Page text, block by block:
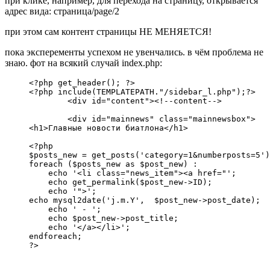
адрес вида: страница/page/2
при этом сам контент страницы НЕ МЕНЯЕТСЯ!
пока эксперементы успехом не увенчались. в чём проблема не
знаю. фот на всякий случай index.php:
<?php get_header(); ?>
<?php include(TEMPLATEPATH."/sidebar_l.php");?>
	<div id="content"><!--content-->
	<div id="mainnews" class="mainnewsbox">
<h1>Главные новости биатлона</h1>
<?php
$posts_new =
foreach ($posts_new as $post_new) :
    echo '<li class="news_item"><a href="';
    echo get_permalink($post_new->ID);
    echo '">';
echo mysql2date('j.m.Y',  $post_new->post_date);
    echo ' - ';
    echo $post_new->post_title;
    echo '</a></li>';
endforeach;
?>